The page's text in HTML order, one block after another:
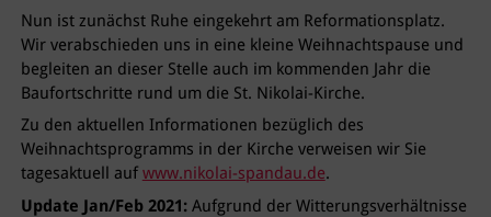
Nun ist zunächst Ruhe eingekehrt am Reformationsplatz.
Wir verabschieden uns in eine kleine Weihnachtspause und
begleiten an dieser Stelle auch im kommenden Jahr die
Baufortschritte rund um die St. Nikolai-Kirche.
Zu den aktuellen Informationen bezüglich des
Weihnachtsprogramms in der Kirche verweisen wir Sie
tagesaktuell auf www.nikolai-spandau.de.
Update Jan/Feb 2021:Aufgrund der Witterungsverhältnisse